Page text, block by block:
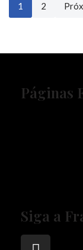
1 2
Páginas
Siga a